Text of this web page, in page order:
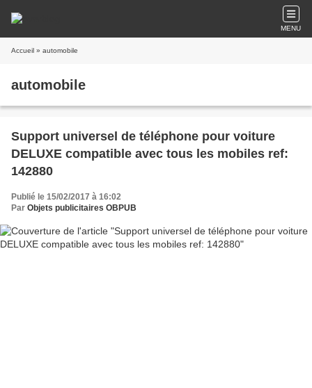
MENU
Accueil » automobile
automobile
Support universel de téléphone pour voiture
DELUXE compatible avec tous les mobiles ref:
142880
Publié le 15/02/2017 à 16:02
Par Objets publicitaires OBPUB